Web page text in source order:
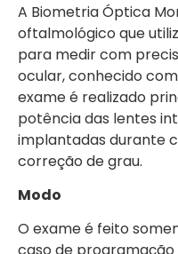
A Biometria Óptica
oftalmológico que
para medir com
ocular, conhecido
exame é realizado
potência das lentes
implantadas durante
correção de grau.
Modo
O exame é feito